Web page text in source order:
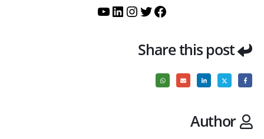
فيسبوك
تويترإنستجرام
لينكد إنيوتيوب
Share this post
Author